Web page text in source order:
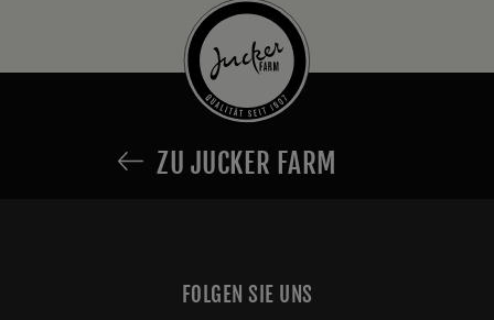
ZU JUCKER FARM
FOLGEN SIE UNS